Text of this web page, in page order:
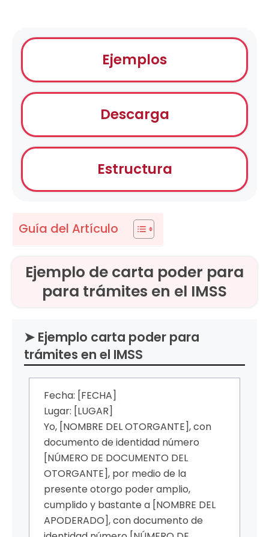
Ejemplos
Descarga
Estructura
Guía del Artículo
Ejemplo de carta poder para
para trámites en el IMSS
➤ Ejemplo carta poder para
trámites en el IMSS
Fecha: [FECHA]
Lugar: [LUGAR]
Yo, [NOMBRE DEL OTORGANTE], con
documento de identidad número
[NÚMERO DE DOCUMENTO DEL
OTORGANTE], por medio de la
presente otorgo poder amplio,
cumplido y bastante a [NOMBRE DEL
APODERADO], con documento de